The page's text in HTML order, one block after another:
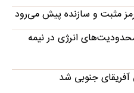
مثبت و سازنده پیش می‌رود
محدودیت‌های انرژی در نیمه
جنوبی شد